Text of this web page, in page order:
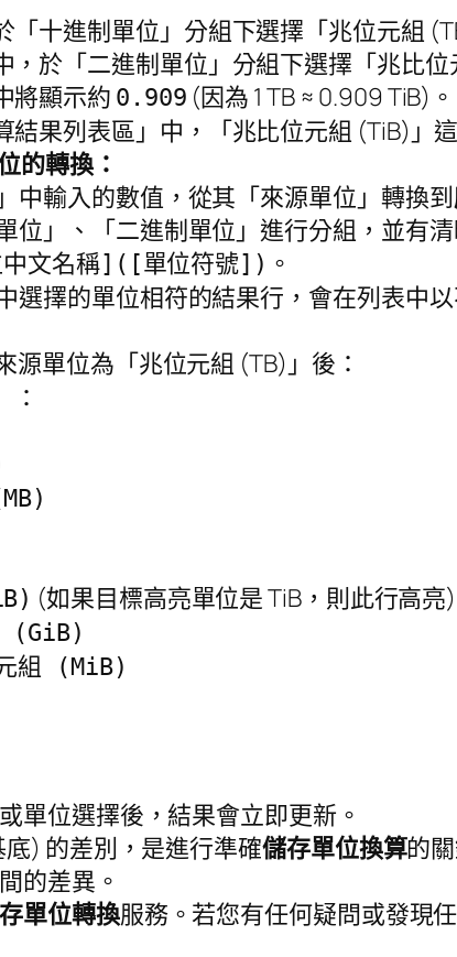
十進制單位」分組下選擇「兆位元組
於「二進制單位」分組下選擇「兆比位
將顯示約 0.909 (因為 1 TB ≈ 0.909 TiB)。
果列表區」中，「兆比位元組 (TiB)」
的轉換：
中輸入的數值，從其「來源單位」轉換到
位」、「二進制單位」進行分組，並有清
文名稱]([單位符號]) 。
選擇的單位相符的結果行，會在列表中
源單位為「兆位元組 (TB)」後：
(如果目標高亮單位是 TiB，則此行高亮)
(GiB)
組 (MiB)
單位選擇後，結果會立即更新。
) 的差別，是進行準確儲存單位換算的
的差異。
單位轉換服務。若您有任何疑問或發現